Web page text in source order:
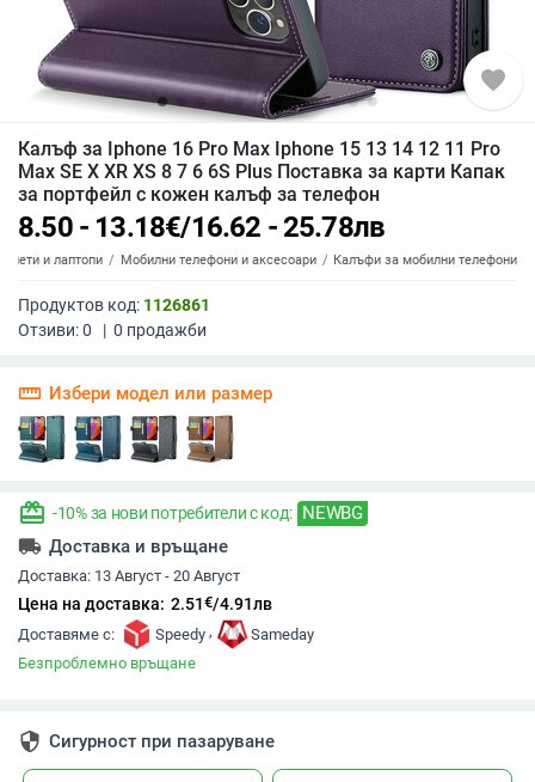
favorite
Калъф за Iphone 16 Pro Max Iphone 15 13 14 12 11 Pro
Max SE X XR XS 8 7 6 6S Plus Поставка за карти Капак
за портфейл с кожен калъф за телефон
8.50 - 13.18€/16.62 - 25.78лв
и лаптопи Мобилни телефони и аксесоари Калъфи за мобилни телефони
Продуктов код: 1126861
Отзиви:0 | 0 продажби
straighten Избери модел или размер
redeem -10% за нови потребители с код: NEWBG
local_shipping Доставка и връщане
Доставка: 13 Август - 20 Август
Цена на доставка: 2.51€/4.91лв
Доставяме с: Speedy ,
Sameday
Безпроблемно връщане
security Сигурност при пазаруване